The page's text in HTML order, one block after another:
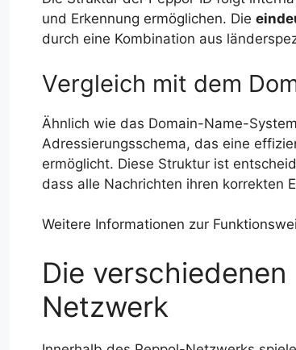
und Erkennung ermöglichen. Die
durch eine Kombination aus
Vergleich mit dem
Ähnlich wie das Domain-Name-
Adressierungsschema, das eine
ermöglicht. Diese Struktur ist
dass alle Nachrichten ihren korrekten
Weitere Informationen zur
Die
Netzwerk